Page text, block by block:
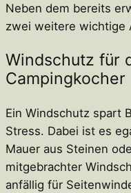
Neben dem bereits
zwei weitere wichtige
Windschutz für
Campingkocher
Ein Windschutz spart
Stress. Dabei ist es
Mauer aus Steinen
mitgebrachter
anfällig für